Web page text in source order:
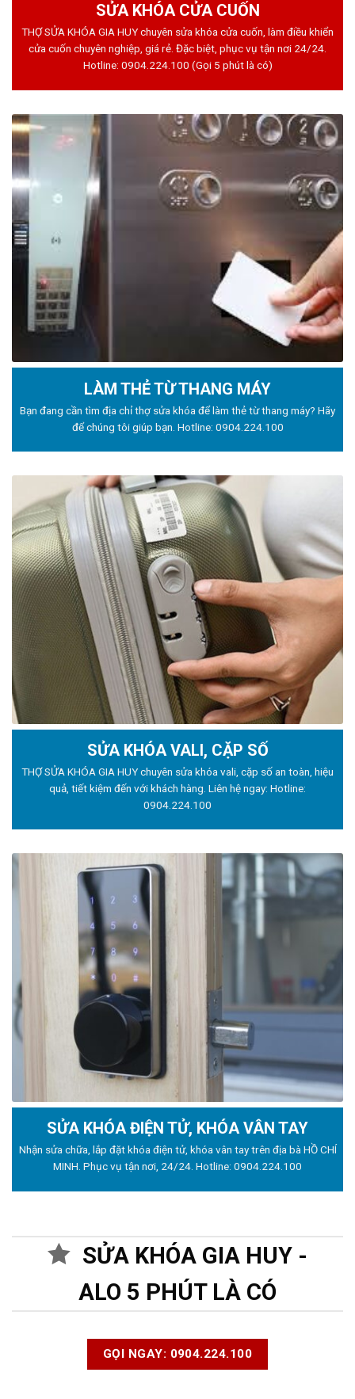
SỬA KHÓA CỬA CUỐN
THỢ SỬA KHÓA GIA HUY chuyên sửa khóa cửa cuốn, làm điều khiển
cửa cuốn chuyên nghiệp, giá rẻ. Đặc biệt, phục vụ tận nơi 24/24.
Hotline: 0904.224.100 (Gọi 5 phút là có)
LÀM THẺ TỪ THANG MÁY
Bạn đang cần tìm địa chỉ thợ sửa khóa để làm thẻ từ thang máy? Hãy
để chúng tôi giúp bạn. Hotline: 0904.224.100
SỬA KHÓA VALI, CẶP SỐ
THỢ SỬA KHÓA GIA HUY chuyên sửa khóa vali, cặp số an toàn, hiệu
quả, tiết kiệm đến với khách hàng. Liên hệ ngay: Hotline:
0904.224.100
SỬA KHÓA ĐIỆN TỬ, KHÓA VÂN TAY
Nhận sửa chữa, lắp đặt khóa điện tử, khóa vân tay trên địa bà HỒ CHÍ
MINH. Phục vụ tận nơi, 24/24. Hotline: 0904.224.100
SỬA KHÓA GIA HUY -
ALO 5 PHÚT LÀ CÓ
GỌI NGAY: 0904.224.100